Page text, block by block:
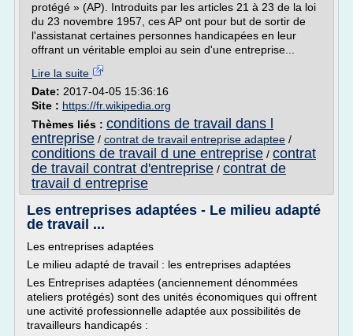
protégé » (AP). Introduits par les articles 21 à 23 de la loi
du 23 novembre 1957, ces AP ont pour but de sortir de
l'assistanat certaines personnes handicapées en leur
offrant un véritable emploi au sein d'une entreprise...
Lire la suite
Date: 2017-04-05 15:36:16
Site : https://fr.wikipedia.org
Thèmes liés : conditions de travail dans l
entreprise / contrat de travail entreprise adaptee /
conditions de travail d une entreprise / contrat
de travail contrat d'entreprise / contrat de
travail d entreprise
Les entreprises adaptées - Le milieu adapté
de travail ...
Les entreprises adaptées
Le milieu adapté de travail : les entreprises adaptées
Les Entreprises adaptées (anciennement dénommées
ateliers protégés) sont des unités économiques qui offrent
une activité professionnelle adaptée aux possibilités de
travailleurs handicapés :